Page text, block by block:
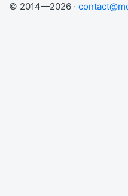
© 2014—2026 ·